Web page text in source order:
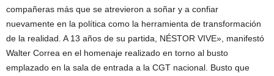
compañeras más que se atrevieron a soñar y a confiar
nuevamente en la política como la herramienta de transformación
de la realidad. A 13 años de su partida, NÉSTOR VIVE», manifestó
Walter Correa en el homenaje realizado en torno al busto
emplazado en la sala de entrada a la CGT nacional. Busto que